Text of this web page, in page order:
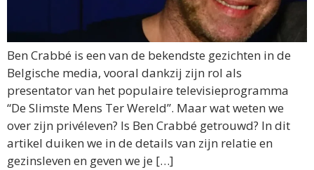
Ben Crabbé is een van de bekendste gezichten in de
Belgische media, vooral dankzij zijn rol als
presentator van het populaire televisieprogramma
“De Slimste Mens Ter Wereld”. Maar wat weten we
over zijn privéleven? Is Ben Crabbé getrouwd? In dit
artikel duiken we in de details van zijn relatie en
gezinsleven en geven we je […]